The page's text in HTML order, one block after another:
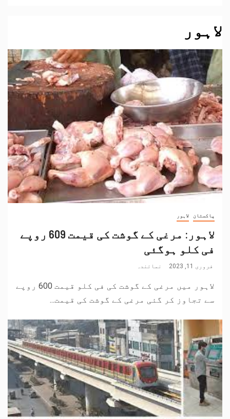
لاہور
پاکستان لاہور
لاہور: مرغی کے گوشت کی قیمت 609 روپے
فی کلو ہوگئی
فروری 11, 2023 نمائندہ
لاہور میں مرغی کے گوشت کی فی کلو قیمت 600 روپے
سے تجاوز کر گئی مرغی کے گوشت کی قیمت...